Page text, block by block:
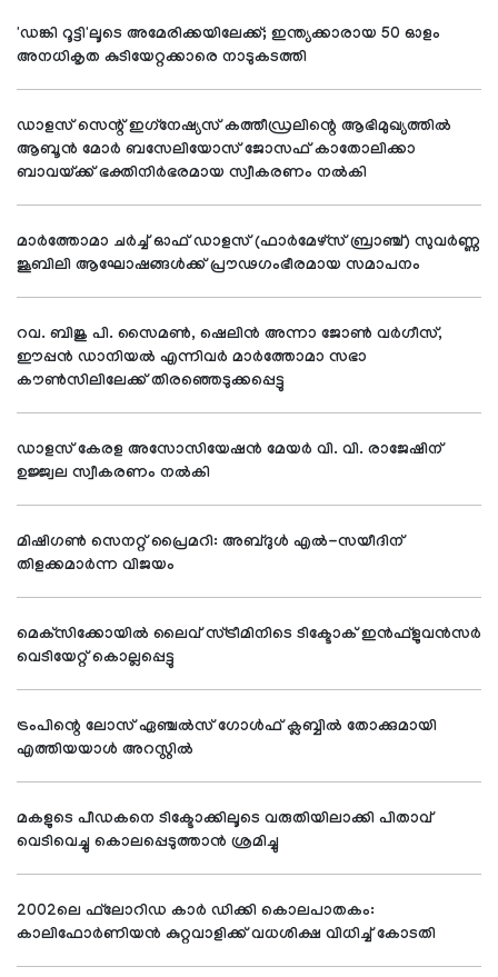
'ഡങ്കി റൂട്ടി'ലൂടെ അമേരിക്കയിലേക്ക്; ഇന്ത്യക്കാരായ 50 ഓളം
അനധികൃത കുടിയേറ്റക്കാരെ നാടുകടത്തി
ഡാളസ് സെന്റ് ഇഗ്‌നേഷ്യസ് കത്തീഡ്രലിന്റെ ആഭിമുഖ്യത്തില്‍
ആബൂന്‍ മോര്‍ ബസേലിയോസ് ജോസഫ് കാതോലിക്കാ
ബാവയ്ക്ക് ഭക്തിനിര്‍ഭരമായ സ്വീകരണം നല്‍കി
മാര്‍ത്തോമാ ചര്‍ച്ച് ഓഫ് ഡാളസ് (ഫാര്‍മേഴ്സ് ബ്രാഞ്ച്) സുവര്‍ണ്ണ
ജൂബിലി ആഘോഷങ്ങള്‍ക്ക് പ്രൗഢഗംഭീരമായ സമാപനം
റവ. ബിജു പി. സൈമണ്‍, ഷെലിന്‍ അന്നാ ജോണ്‍ വര്‍ഗീസ്,
ഈപ്പന്‍ ഡാനിയല്‍ എന്നിവര്‍ മാര്‍ത്തോമാ സഭാ
കൗണ്‍സിലിലേക്ക് തിരഞ്ഞെടുക്കപ്പെട്ടു
ഡാളസ് കേരള അസോസിയേഷന്‍ മേയര്‍ വി. വി. രാജേഷിന്
ഉജ്ജ്വല സ്വീകരണം നല്‍കി
മിഷിഗണ്‍ സെനറ്റ് പ്രൈമറി: അബ്ദുള്‍ എല്‍-സയീദിന്
തിളക്കമാര്‍ന്ന വിജയം
മെക്‌സിക്കോയില്‍ ലൈവ് സ്ട്രീമിനിടെ ടിക്ടോക് ഇന്‍ഫ്‌ളുവന്‍സര്‍
വെടിയേറ്റ് കൊല്ലപ്പെട്ടു
ട്രംപിന്റെ ലോസ് ഏഞ്ചല്‍സ് ഗോള്‍ഫ് ക്ലബ്ബില്‍ തോക്കുമായി
എത്തിയയാള്‍ അറസ്റ്റില്‍
മകളുടെ പീഡകനെ ടിക്ടോക്കിലൂടെ വരുതിയിലാക്കി പിതാവ്
വെടിവെച്ചു കൊലപ്പെടുത്താന്‍ ശ്രമിച്ചു
2002ലെ ഫ്‌ലോറിഡ കാര്‍ ഡിക്കി കൊലപാതകം:
കാലിഫോര്‍ണിയന്‍ കുറ്റവാളിക്ക് വധശിക്ഷ വിധിച്ച് കോടതി